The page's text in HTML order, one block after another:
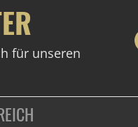
für unseren